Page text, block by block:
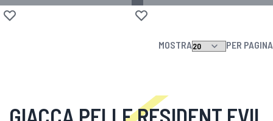
Aggiungi alla lista desideri Aggiungi alla lista desideri
MOSTRA PER PAGINA